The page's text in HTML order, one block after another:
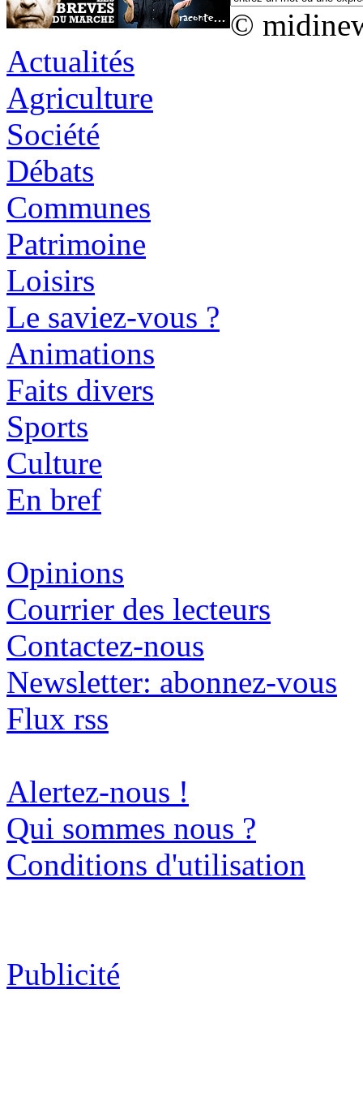
©
Actualités
Agriculture
Société
Débats
Communes
Patrimoine
Loisirs
Le saviez-vous ?
Animations
Faits divers
Sports
Culture
En bref
Opinions
Courrier des lecteurs
Contactez-nous
Newsletter: abonnez-vous
Flux rss
Alertez-nous !
Qui sommes nous ?
Conditions d'utilisation
Publicité